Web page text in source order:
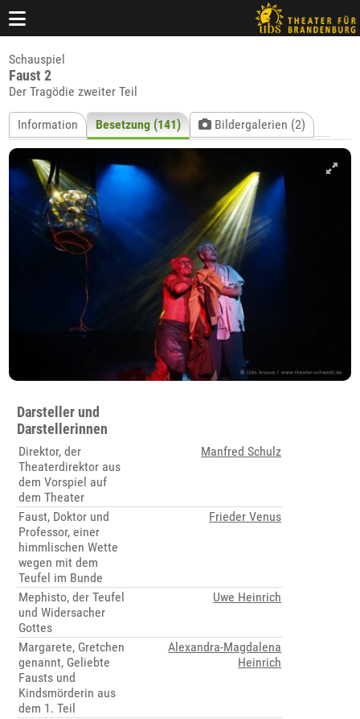
Schauspiel
Faust 2
Der Tragödie zweiter Teil
Information Besetzung (141) Bildergalerien (2)
Darsteller und
Darstellerinnen
Direktor, der
Theaterdirektor aus
dem Vorspiel auf
dem Theater
Manfred Schulz
Faust, Doktor und
Professor, einer
himmlischen Wette
wegen mit dem
Teufel im Bunde
Frieder Venus
Mephisto, der Teufel
und Widersacher
Gottes
Uwe Heinrich
Margarete, Gretchen
genannt, Geliebte
Fausts und
Kindsmörderin aus
dem 1. Teil
Alexandra-Magdalena
Heinrich